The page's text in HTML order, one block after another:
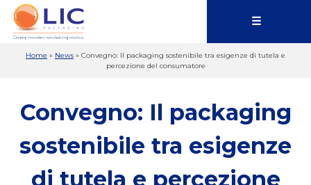
☰
Home » News » Convegno: Il packaging sostenibile tra esigenze di tutela e
percezione del consumatore
Convegno: Il packaging
sostenibile tra esigenze
di tutela e percezione